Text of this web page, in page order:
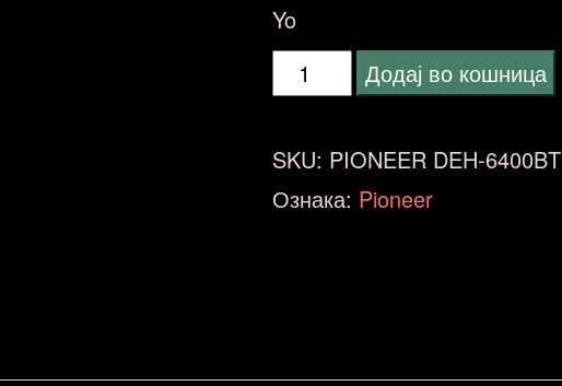
Yo
PIONEER
6400BT
количина
Додај во кошница
SKU: PIONEER DEH-6400BT
Ознака: Pioneer